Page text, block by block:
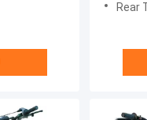
Rear